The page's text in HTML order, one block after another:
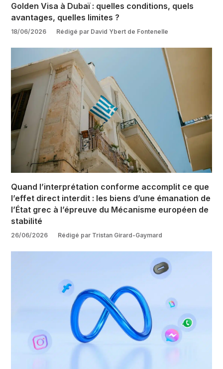
Quand l’interprétation conforme accomplit ce que
l’effet direct interdit : les biens d’une émanation de
l’État grec à l’épreuve du Mécanisme européen de
stabilité
26/06/2026 Rédigé par Tristan Girard-Gaymard
Golden Visa à Dubaï : quelles conditions, quels
avantages, quelles limites ?
18/06/2026 Rédigé par David Ybert de Fontenelle